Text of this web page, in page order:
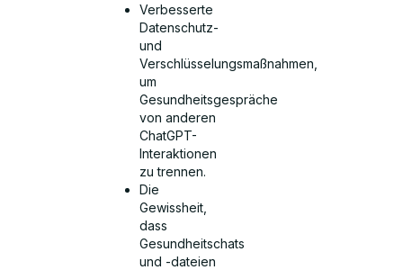
Verbesserte
Datenschutz-
und
Verschlüsselungsmaßnahmen,
um
Gesundheitsgespräche
von anderen
ChatGPT-
Interaktionen
zu trennen.
Die
Gewissheit,
dass
Gesundheitschats
und -dateien